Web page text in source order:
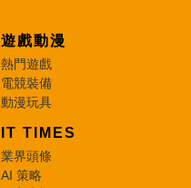
遊戲動漫
熱門遊戲
電競裝備
動漫玩具
IT TIMES
業界頭條
AI 策略